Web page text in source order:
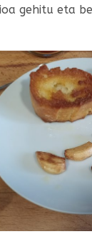
gehitu eta